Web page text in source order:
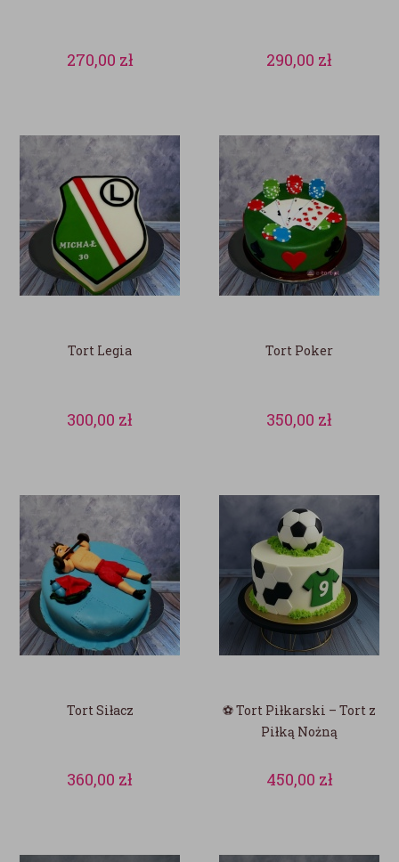
270,00 zł 290,00 zł
Tort Legia
300,00 zł
Tort Poker
350,00 zł
Tort Siłacz
360,00 zł
⚽ Tort Piłkarski – Tort z
Piłką Nożną
450,00 zł